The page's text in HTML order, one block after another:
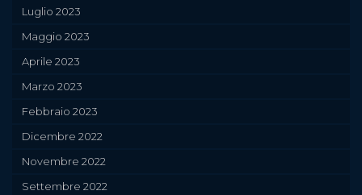
Luglio 2023
Maggio 2023
Aprile 2023
Marzo 2023
Febbraio 2023
Dicembre 2022
Novembre 2022
Settembre 2022